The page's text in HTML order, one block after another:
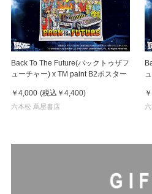
Back To The Future(バックトゥザフ
ューチャー) x TM paint B2ポスター
￥4,000 (税込 ￥4,400)
六本松 蔦屋書店